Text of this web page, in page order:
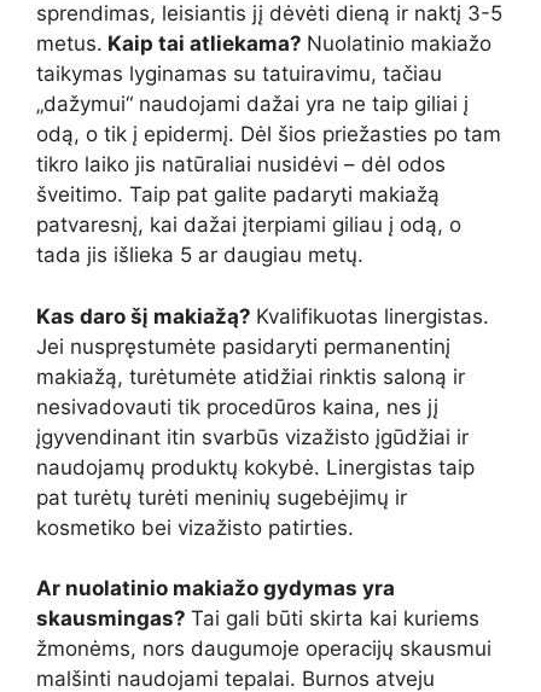
sprendimas, leisiantis jį dėvėti dieną ir naktį 3-5
metus. Kaip tai atliekama? Nuolatinio makiažo
taikymas lyginamas su tatuiravimu, tačiau
„dažymui“ naudojami dažai yra ne taip giliai į
odą, o tik į epidermį. Dėl šios priežasties po tam
tikro laiko jis natūraliai nusidėvi – dėl odos
šveitimo. Taip pat galite padaryti makiažą
patvaresnį, kai dažai įterpiami giliau į odą, o
tada jis išlieka 5 ar daugiau metų.
Kas daro šį makiažą? Kvalifikuotas linergistas.
Jei nuspręstumėte pasidaryti permanentinį
makiažą, turėtumėte atidžiai rinktis saloną ir
nesivadovauti tik procedūros kaina, nes jį
įgyvendinant itin svarbūs vizažisto įgūdžiai ir
naudojamų produktų kokybė. Linergistas taip
pat turėtų turėti meninių sugebėjimų ir
kosmetiko bei vizažisto patirties.
Ar nuolatinio makiažo gydymas yra
skausmingas? Tai gali būti skirta kai kuriems
žmonėms, nors daugumoje operacijų skausmui
malšinti naudojami tepalai. Burnos atveju